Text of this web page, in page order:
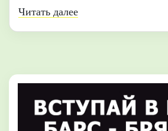
Читать далее